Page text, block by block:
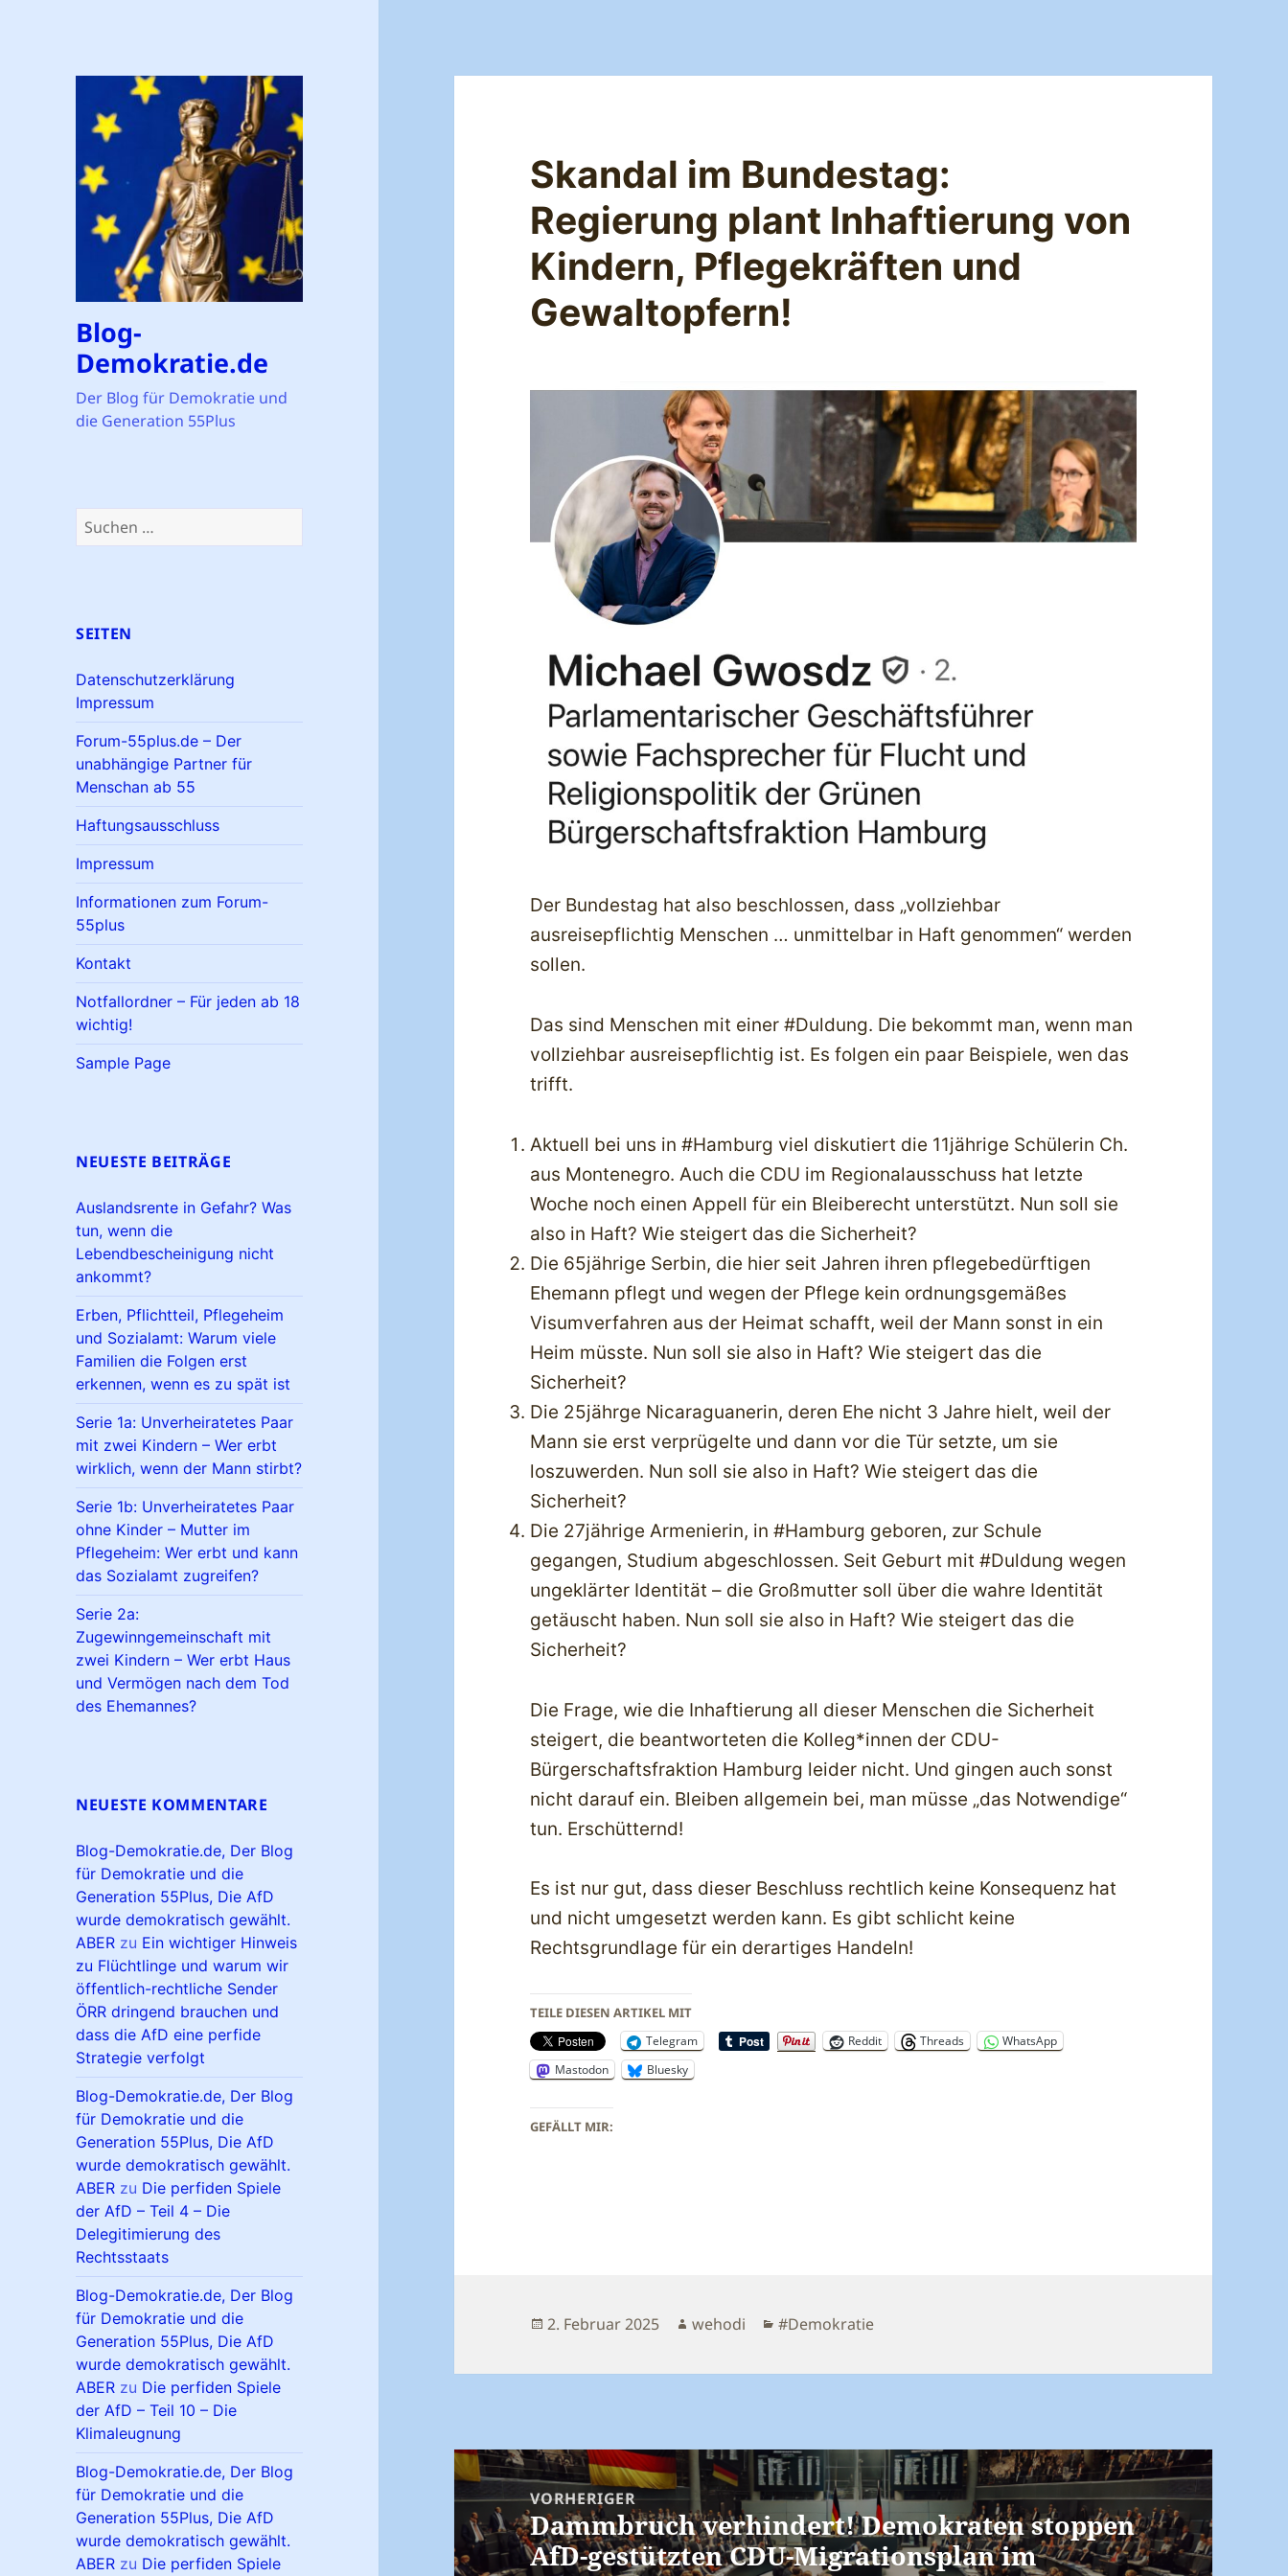
Blog-
Demokratie.de
Der Blog für Demokratie und
die Generation 55Plus
Suchen
nach:
SEITEN
Datenschutzerklärung
Impressum
Forum-55plus.de – Der
unabhängige Partner für
Menschan ab 55
Haftungsausschluss
Impressum
Informationen zum Forum-
55plus
Kontakt
Notfallordner – Für jeden ab 18
wichtig!
Sample Page
NEUESTE BEITRÄGE
Auslandsrente in Gefahr? Was
tun, wenn die
Lebendbescheinigung nicht
ankommt?
Erben, Pflichtteil, Pflegeheim
und Sozialamt: Warum viele
Familien die Folgen erst
erkennen, wenn es zu spät ist
Serie 1a: Unverheiratetes Paar
mit zwei Kindern – Wer erbt
wirklich, wenn der Mann stirbt?
Serie 1b: Unverheiratetes Paar
ohne Kinder – Mutter im
Pflegeheim: Wer erbt und kann
das Sozialamt zugreifen?
Serie 2a:
Zugewinngemeinschaft mit
zwei Kindern – Wer erbt Haus
und Vermögen nach dem Tod
des Ehemannes?
NEUESTE KOMMENTARE
Blog-Demokratie.de, Der Blog
für Demokratie und die
Generation 55Plus, Die AfD
wurde demokratisch gewählt.
ABER zu Ein wichtiger Hinweis
zu Flüchtlinge und warum wir
öffentlich-rechtliche Sender
ÖRR dringend brauchen und
dass die AfD eine perfide
Strategie verfolgt
Blog-Demokratie.de, Der Blog
für Demokratie und die
Generation 55Plus, Die AfD
wurde demokratisch gewählt.
ABER zu Die perfiden Spiele
der AfD – Teil 4 – Die
Delegitimierung des
Rechtsstaats
Blog-Demokratie.de, Der Blog
für Demokratie und die
Generation 55Plus, Die AfD
wurde demokratisch gewählt.
ABER zu Die perfiden Spiele
der AfD – Teil 10 – Die
Klimaleugnung
Blog-Demokratie.de, Der Blog
für Demokratie und die
Generation 55Plus, Die AfD
wurde demokratisch gewählt.
ABER zu Die perfiden Spiele
Skandal im Bundestag:
Regierung plant Inhaftierung von
Kindern, Pflegekräften und
Gewaltopfern!
Der Bundestag hat also beschlossen, dass „vollziehbar
ausreisepflichtig Menschen … unmittelbar in Haft genommen“ werden
sollen.
Das sind Menschen mit einer #Duldung. Die bekommt man, wenn man
vollziehbar ausreisepflichtig ist. Es folgen ein paar Beispiele, wen das
trifft.
Aktuell bei uns in #Hamburg viel diskutiert die 11jährige Schülerin Ch.
aus Montenegro. Auch die CDU im Regionalausschuss hat letzte
Woche noch einen Appell für ein Bleiberecht unterstützt. Nun soll sie
also in Haft? Wie steigert das die Sicherheit?
Die 65jährige Serbin, die hier seit Jahren ihren pflegebedürftigen
Ehemann pflegt und wegen der Pflege kein ordnungsgemäßes
Visumverfahren aus der Heimat schafft, weil der Mann sonst in ein
Heim müsste. Nun soll sie also in Haft? Wie steigert das die
Sicherheit?
Die 25jährge Nicaraguanerin, deren Ehe nicht 3 Jahre hielt, weil der
Mann sie erst verprügelte und dann vor die Tür setzte, um sie
loszuwerden. Nun soll sie also in Haft? Wie steigert das die
Sicherheit?
Die 27jährige Armenierin, in #Hamburg geboren, zur Schule
gegangen, Studium abgeschlossen. Seit Geburt mit #Duldung wegen
ungeklärter Identität – die Großmutter soll über die wahre Identität
getäuscht haben. Nun soll sie also in Haft? Wie steigert das die
Sicherheit?
Die Frage, wie die Inhaftierung all dieser Menschen die Sicherheit
steigert, die beantworteten die Kolleg*innen der CDU-
Bürgerschaftsfraktion Hamburg leider nicht. Und gingen auch sonst
nicht darauf ein. Bleiben allgemein bei, man müsse „das Notwendige“
tun. Erschütternd!
Es ist nur gut, dass dieser Beschluss rechtlich keine Konsequenz hat
und nicht umgesetzt werden kann. Es gibt schlicht keine
Rechtsgrundlage für ein derartiges Handeln!
TEILE DIESEN ARTIKEL MIT
Telegram Reddit Threads
WhatsApp
Mastodon
Bluesky
GEFÄLLT MIR:
Veröffentlicht
2. Februar 2025 Autor
wehodi Kategorien
#Demokratie
Beitragsnavigation
VORHERIGER
Vorheriger
Beitrag:
Dammbruch verhindert! Demokraten stoppen
AfD-gestützten CDU-Migrationsplan im